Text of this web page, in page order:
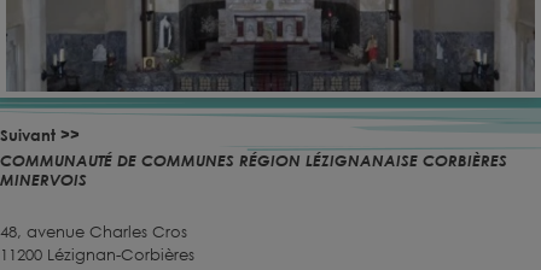
Suivant >>
COMMUNAUTÉ DE COMMUNES RÉGION LÉZIGNANAISE CORBIÈRES
MINERVOIS
48, avenue Charles Cros
11200 Lézignan-Corbières